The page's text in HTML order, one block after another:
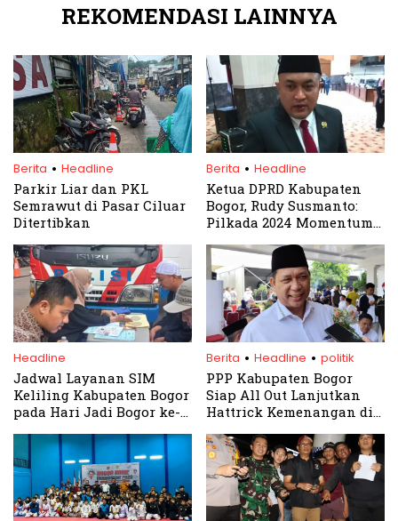
REKOMENDASI LAINNYA
Berita . Headline
Parkir Liar dan PKL
Semrawut di Pasar Ciluar
Ditertibkan
Berita . Headline
Ketua DPRD Kabupaten
Bogor, Rudy Susmanto:
Pilkada 2024 Momentum
Kabupaten Bogor
Headline
Jadwal Layanan SIM
Keliling Kabupaten Bogor
pada Hari Jadi Bogor ke-
Berita . Headline . politik
PPP Kabupaten Bogor
Siap All Out Lanjutkan
Hattrick Kemenangan di